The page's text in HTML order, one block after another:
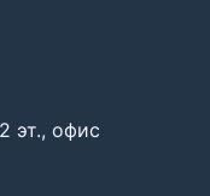
эт., офис